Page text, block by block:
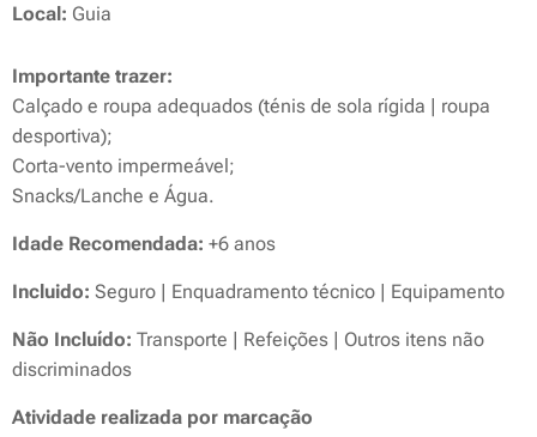
Local: Guia
Importante trazer:
Calçado e roupa adequados (ténis de sola rígida | roupa
desportiva);
Corta-vento impermeável;
Snacks/Lanche e Água.
Idade Recomendada: +6 anos
Incluido: Seguro | Enquadramento técnico | Equipamento
Não Incluído: Transporte | Refeições | Outros itens não
discriminados
Atividade realizada por marcação